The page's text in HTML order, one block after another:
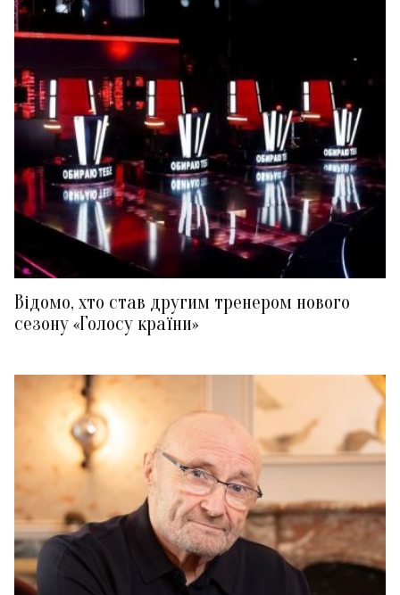
Відомо, хто став другим тренером нового
сезону «Голосу країни»